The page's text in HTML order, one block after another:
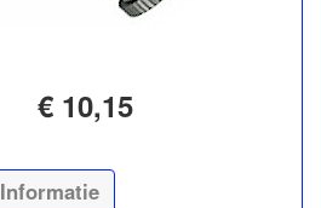
€ 10,15
Informatie